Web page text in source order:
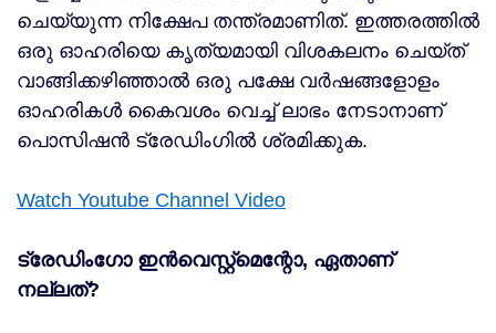
ചെയ്യുന്ന നിക്ഷേപ തന്ത്രമാണിത്. ഇത്തരത്തില്‍
ഒരു ഓഹരിയെ കൃത്യമായി വിശകലനം ചെയ്ത്
വാങ്ങിക്കഴിഞ്ഞാല്‍ ഒരു പക്ഷേ വര്‍ഷങ്ങളോളം
ഓഹരികള്‍ കൈവശം വെച്ച് ലാഭം നേടാനാണ്
പൊസിഷന്‍ ട്രേഡിംഗില്‍ ശ്രമിക്കുക.
Watch Youtube Channel Video
ട്രേഡിംഗോ ഇന്‍വെസ്റ്റ്‌മെന്റോ, ഏതാണ്
നല്ലത്?